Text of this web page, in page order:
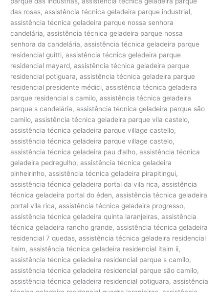
das rosas, assistência técnica geladeira parque industrial,
assistência técnica geladeira parque nossa senhora
candelária, assistência técnica geladeira parque nossa
senhora da candelária, assistência técnica geladeira parque
residencial guitti, assistência técnica geladeira parque
residencial mayard, assistência técnica geladeira parque
residencial potiguara, assistência técnica geladeira parque
residencial presidente médici, assistência técnica geladeira
parque residencial s camilo, assistência técnica geladeira
parque s candelária, assistência técnica geladeira parque são
camilo, assistência técnica geladeira parque vila castelo,
assistência técnica geladeira parque village castello,
assistência técnica geladeira parque village castelo,
assistência técnica geladeira pau d’alho, assistência técnica
geladeira pedregulho, assistência técnica geladeira
pinheirinho, assistência técnica geladeira pirapitingui,
assistência técnica geladeira portal da vila rica, assistência
técnica geladeira portal do éden, assistência técnica geladeira
portal vila rica, assistência técnica geladeira progresso,
assistência técnica geladeira quinta laranjeiras, assistência
técnica geladeira rancho grande, assistência técnica geladeira
residencial 7 quedas, assistência técnica geladeira residencial
itaim, assistência técnica geladeira residencial itaim ii,
assistência técnica geladeira residencial parque s camilo,
assistência técnica geladeira residencial parque são camilo,
assistência técnica geladeira residencial potiguara, assistência